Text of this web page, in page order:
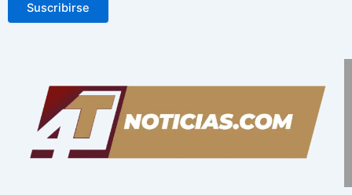
Suscribirse